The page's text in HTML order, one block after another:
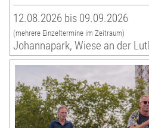
12.08.2026 bis 09.09.2026
(mehrere Einzeltermine im Zeitraum)
Johannapark, Wiese an der